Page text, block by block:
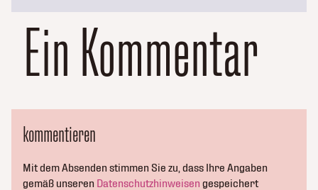
Ein Kommentar
kommentieren
Mit dem Absenden stimmen Sie zu, dass Ihre Angaben
gemäß unseren Datenschutzhinweisen gespeichert